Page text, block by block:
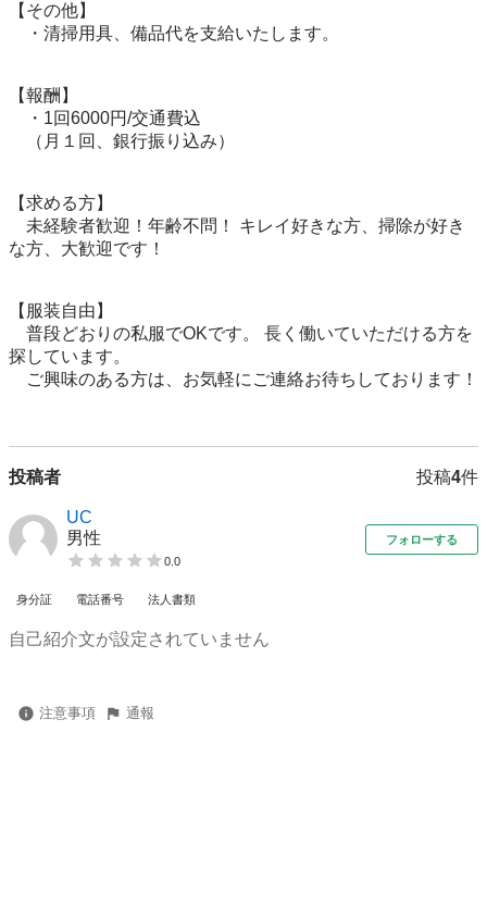
【その他】
・清掃用具、備品代を支給いたします。
【報酬】
・1回6000円/交通費込
（月１回、銀行振り込み）
【求める方】
未経験者歓迎！年齢不問！ キレイ好きな方、掃除が好き
な方、大歓迎です！
【服装自由】
普段どおりの私服でOKです。 長く働いていただける方を
探しています。
ご興味のある方は、お気軽にご連絡お待ちしております！
投稿者 投稿4件
UC
男性
0.0
フォローする
身分証 電話番号 法人書類
自己紹介文が設定されていません
注意事項 通報